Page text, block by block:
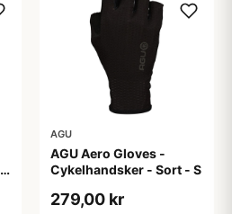
AGU
AGU Aero Gloves -
Cykelhandsker - Sort - S
279,00 kr